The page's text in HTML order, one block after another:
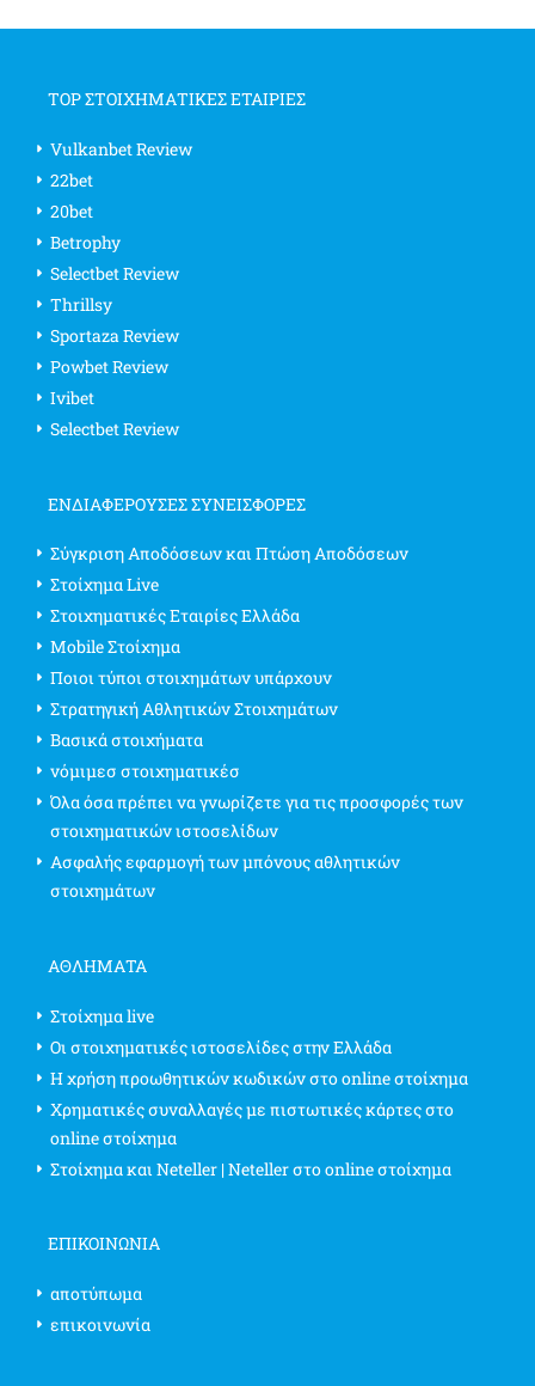
TOP ΣΤΟΙΧΗΜΑΤΙΚΕΣ ΕΤΑΙΡΙΕΣ
Vulkanbet Review
22bet
20bet
Betrophy
Selectbet Review
Thrillsy
Sportaza Review
Powbet Review
Ivibet
Selectbet Review
ΕΝΔΙΑΦΈΡΟΥΣΕΣ ΣΥΝΕΙΣΦΟΡΈΣ
Σύγκριση Αποδόσεων και Πτώση Αποδόσεων
Στοίχημα Live
Στοιχηματικές Εταιρίες Ελλάδα
Mobile Στοίχημα
Ποιοι τύποι στοιχημάτων υπάρχουν
Στρατηγική Αθλητικών Στοιχημάτων
Βασικά στοιχήματα
νόμιμεσ στοιχηματικέσ
Όλα όσα πρέπει να γνωρίζετε για τις προσφορές των
στοιχηματικών ιστοσελίδων
Ασφαλής εφαρμογή των μπόνους αθλητικών
στοιχημάτων
ΑΘΛΗΜΑΤΑ
Στοίχημα live
Οι στοιχηματικές ιστοσελίδες στην Ελλάδα
Η χρήση προωθητικών κωδικών στο online στοίχημα
Χρηματικές συναλλαγές με πιστωτικές κάρτες στο
online στοίχημα
Στοίχημα και Neteller | Neteller στο online στοίχημα
ΕΠΙΚΟΙΝΩΝΊΑ
αποτύπωμα
επικοινωνία